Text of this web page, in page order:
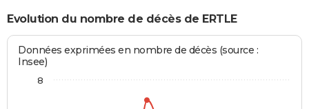
Evolution du nombre de décès de ERTLE
Données exprimées en nombre de décès (source :
Insee)
8